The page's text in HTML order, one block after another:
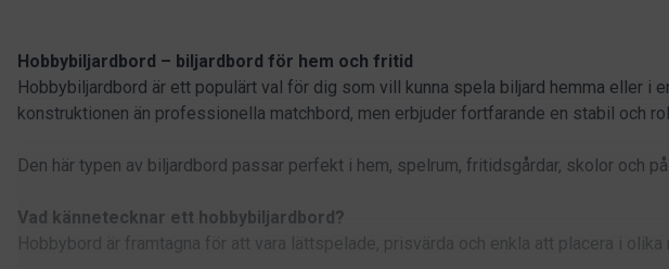
Hobbybiljardbord – biljardbord för hem och fritid
Hobbybiljardbord är ett populärt val för dig som vill kunna spela biljard hemma eller i
konstruktionen än professionella matchbord, men erbjuder fortfarande en stabil och
Den här typen av biljardbord passar perfekt i hem, spelrum, fritidsgårdar, skolor och
Vad kännetecknar ett hobbybiljardbord?
Hobbybord är framtagna för att vara lättspelade, prisvärda och enkla att placera i olika